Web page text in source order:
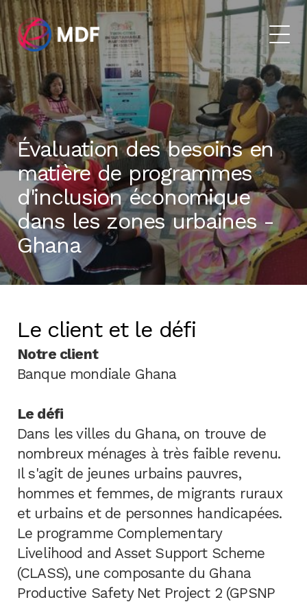
Évaluation des besoins en
matière de programmes
d'inclusion économique
dans les zones urbaines -
Ghana
Le client et le défi
Notre client
Banque mondiale Ghana
Le défi
Dans les villes du Ghana, on trouve de
nombreux ménages à très faible revenu.
Il s'agit de jeunes urbains pauvres,
hommes et femmes, de migrants ruraux
et urbains et de personnes handicapées.
Le programme Complementary
Livelihood and Asset Support Scheme
(CLASS), une composante du Ghana
Productive Safety Net Project 2 (GPSNP